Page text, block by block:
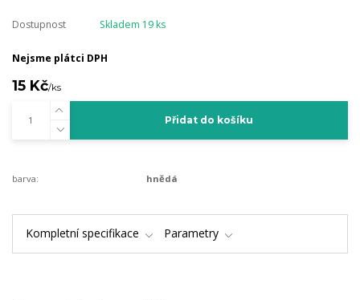
Dostupnost Skladem 19 ks
Nejsme plátci DPH
15 Kč/ks
Přidat do košíku
barva: hnědá
Kompletní specifikace Parametry